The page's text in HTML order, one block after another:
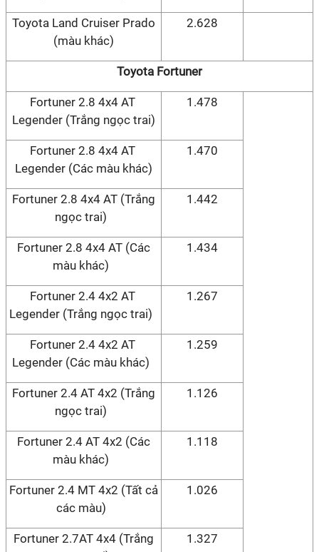
Toyota Land Cruiser Prado
(màu khác)
2.628
Toyota Fortuner
Fortuner 2.8 4x4 AT
Legender (Trắng ngọc trai)
1.478
Fortuner 2.8 4x4 AT
Legender (Các màu khác)
1.470
Fortuner 2.8 4x4 AT (Trắng
ngọc trai)
1.442
Fortuner 2.8 4x4 AT (Các
màu khác)
1.434
Fortuner 2.4 4x2 AT
Legender (Trắng ngọc trai)
1.267
Fortuner 2.4 4x2 AT
Legender (Các màu khác)
1.259
Fortuner 2.4 AT 4x2 (Trắng
ngọc trai)
1.126
Fortuner 2.4 AT 4x2 (Các
màu khác)
1.118
Fortuner 2.4 MT 4x2 (Tất cả
các màu)
1.026
Fortuner 2.7AT 4x4 (Trắng
1.327